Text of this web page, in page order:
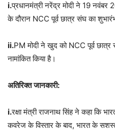
i.प्रधानमंत्री नरेंद्र मोदी ने 19 नवंबर
के दौरान NCC पूर्व छात्र संघ का
ii.PM मोदी ने खुद को NCC पूर्व
नामांकित किया है।
अतिरिक्त जानकारी:
i.रक्षा मंत्री राजनाथ सिंह ने कहा कि
कवरेज के विस्तार के बाद, भारत के